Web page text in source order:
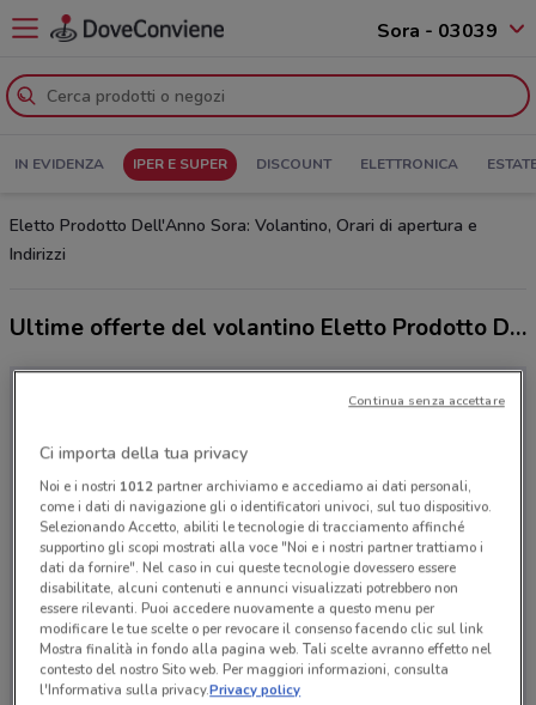
Sora - 03039
IN EVIDENZA IPER E SUPER DISCOUNT ELETTRONICA
Eletto Prodotto Dell'Anno Sora: Volantino, Orari di apertura e
Indirizzi
Ultime offerte del volantino Eletto Prodotto Dell'Anno
Ci dispiace, al momento non abbiamo pubblicato
volantini nella tua zona. Riprova più tardi.
Ci importa della tua privacy
Noi e i nostri 1012partner archiviamo e accediamo ai dati personali,
come i dati di navigazione gli o identificatori univoci, sul tuo dispositivo.
Selezionando Accetto, abiliti le tecnologie di tracciamento affinché
supportino gli scopi mostrati alla voce "Noi e i nostri partner trattiamo i
dati da fornire". Nel caso in cui queste tecnologie dovessero essere
disabilitate, alcuni contenuti e annunci visualizzati potrebbero non
essere rilevanti. Puoi accedere nuovamente a questo menu per
modificare le tue scelte o per revocare il consenso facendo clic sul link
Mostra finalità in fondo alla pagina web. Tali scelte avranno effetto nel
contesto del nostro Sito web. Per maggiori informazioni, consulta
l'Informativa sulla privacy.Privacy policy
Continua senza accettare